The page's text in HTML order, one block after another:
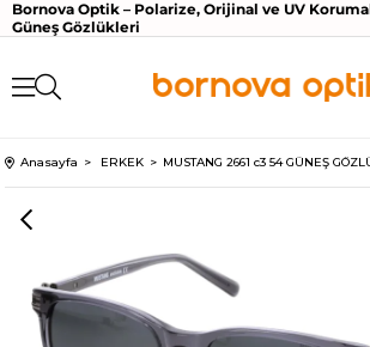
Bornova Optik – Polarize, Orijinal ve UV
Güneş Gözlükleri
Anasayfa ERKEK MUSTANG 2661 c3 54 GÜNEŞ